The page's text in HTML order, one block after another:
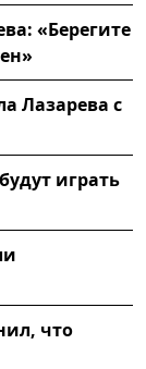
«Берегите
Лазарева с
играть
что